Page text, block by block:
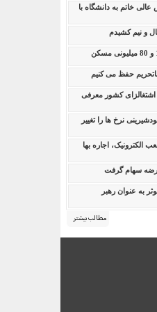
خاتم به دانشگاه با
و نیم کشیدم
حفظ می کنیم
اشتغالزای کشور معرفی
نرخ ها را تغییر
الکترونیک، اجاره بها
سهام گرفت
به عنوان رهبر
مطالب بیشتر